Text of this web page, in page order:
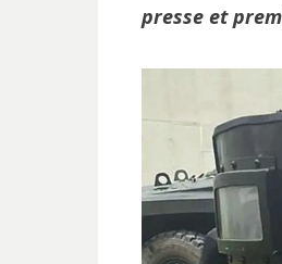
presse et